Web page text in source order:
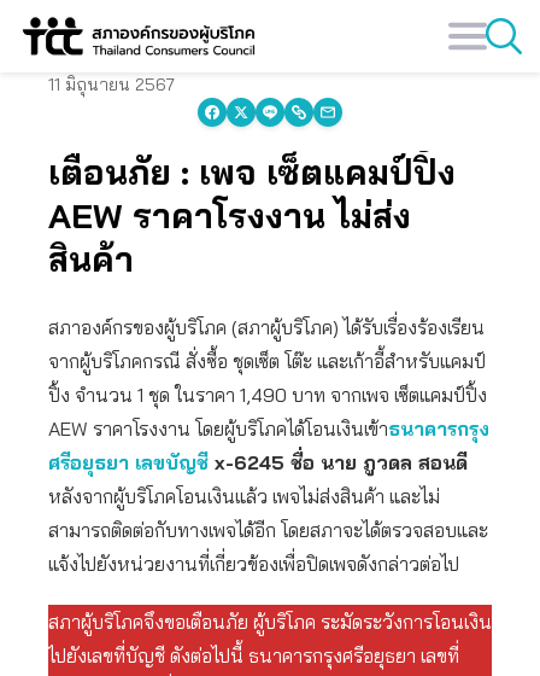
Skip
content
11 มิถุนายน 2567
เตือนภัย : เพจ เซ็ตแคมป์ปิ้ง
AEW ราคาโรงงาน ไม่ส่ง
สินค้า
สภาองค์กรของผู้บริโภค (สภาผู้บริโภค) ได้รับเรื่องร้องเรียน
จากผู้บริโภคกรณี สั่งซื้อ ชุดเซ็ต โต๊ะ และเก้าอี้สำหรับแคมป์
ปิ้ง จำนวน 1 ชุด ในราคา 1,490 บาท จากเพจ เซ็ตแคมป์ปิ้ง
AEW ราคาโรงงาน โดยผู้บริโภคได้โอนเงินเข้าธนาคารกรุง
ศรีอยุธยา เลขบัญชี x-6245 ชื่อ นาย ภูวดล สอนดี
หลังจากผู้บริโภคโอนเงินแล้ว เพจไม่ส่งสินค้า และไม่
สามารถติดต่อกับทางเพจได้อีก โดยสภาจะได้ตรวจสอบและ
แจ้งไปยังหน่วยงานที่เกี่ยวข้องเพื่อปิดเพจดังกล่าวต่อไป
สภาผู้บริโภคจึงขอเตือนภัย ผู้บริโภค ระมัดระวังการโอนเงิน
ไปยังเลขที่บัญชี ดังต่อไปนี้ ธนาคารกรุงศรีอยุธยา เลขที่